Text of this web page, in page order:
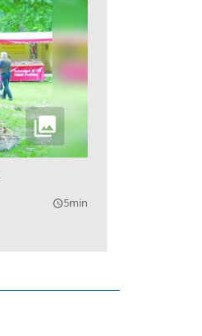
query_builder5min